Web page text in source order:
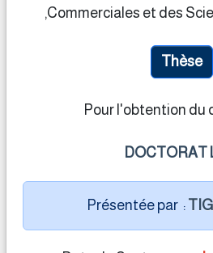
,Commerciales et des
Thèse
Pour l'obtention du
DOCTORAT
Présentée par :